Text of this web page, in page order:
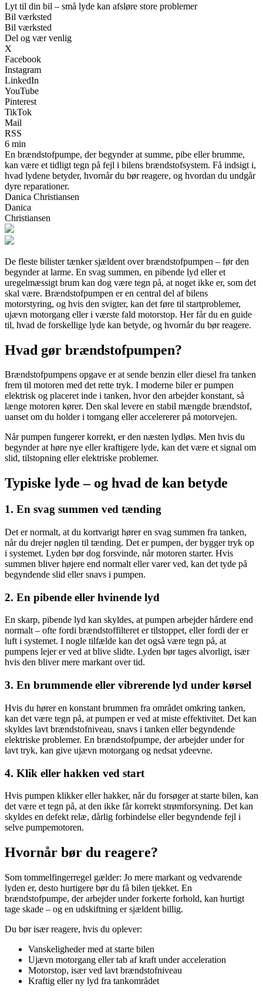
Lyt til din bil – små lyde kan afsløre store problemer
Bil værksted
Bil værksted
Del og vær venlig
X
Facebook
Instagram
LinkedIn
YouTube
Pinterest
TikTok
Mail
RSS
6 min
En brændstofpumpe, der begynder at summe, pibe eller brumme,
kan være et tidligt tegn på fejl i bilens brændstofsystem. Få indsigt i,
hvad lydene betyder, hvornår du bør reagere, og hvordan du undgår
dyre reparationer.
Danica Christiansen
Danica
Christiansen
De fleste bilister tænker sjældent over brændstofpumpen – før den
begynder at larme. En svag summen, en pibende lyd eller et
uregelmæssigt brum kan dog være tegn på, at noget ikke er, som det
skal være. Brændstofpumpen er en central del af bilens
motorstyring, og hvis den svigter, kan det føre til startproblemer,
ujævn motorgang eller i værste fald motorstop. Her får du en guide
til, hvad de forskellige lyde kan betyde, og hvornår du bør reagere.
Hvad gør brændstofpumpen?
Brændstofpumpens opgave er at sende benzin eller diesel fra tanken
frem til motoren med det rette tryk. I moderne biler er pumpen
elektrisk og placeret inde i tanken, hvor den arbejder konstant, så
længe motoren kører. Den skal levere en stabil mængde brændstof,
uanset om du holder i tomgang eller accelererer på motorvejen.
Når pumpen fungerer korrekt, er den næsten lydløs. Men hvis du
begynder at høre nye eller kraftigere lyde, kan det være et signal om
slid, tilstopning eller elektriske problemer.
Typiske lyde – og hvad de kan betyde
1. En svag summen ved tænding
Det er normalt, at du kortvarigt hører en svag summen fra tanken,
når du drejer nøglen til tænding. Det er pumpen, der bygger tryk op
i systemet. Lyden bør dog forsvinde, når motoren starter. Hvis
summen bliver højere end normalt eller varer ved, kan det tyde på
begyndende slid eller snavs i pumpen.
2. En pibende eller hvinende lyd
En skarp, pibende lyd kan skyldes, at pumpen arbejder hårdere end
normalt – ofte fordi brændstoffilteret er tilstoppet, eller fordi der er
luft i systemet. I nogle tilfælde kan det også være tegn på, at
pumpens lejer er ved at blive slidte. Lyden bør tages alvorligt, især
hvis den bliver mere markant over tid.
3. En brummende eller vibrerende lyd under kørsel
Hvis du hører en konstant brummen fra området omkring tanken,
kan det være tegn på, at pumpen er ved at miste effektivitet. Det kan
skyldes lavt brændstofniveau, snavs i tanken eller begyndende
elektriske problemer. En brændstofpumpe, der arbejder under for
lavt tryk, kan give ujævn motorgang og nedsat ydeevne.
4. Klik eller hakken ved start
Hvis pumpen klikker eller hakker, når du forsøger at starte bilen, kan
det være et tegn på, at den ikke får korrekt strømforsyning. Det kan
skyldes en defekt relæ, dårlig forbindelse eller begyndende fejl i
selve pumpemotoren.
Hvornår bør du reagere?
Som tommelfingerregel gælder: Jo mere markant og vedvarende
lyden er, desto hurtigere bør du få bilen tjekket. En
brændstofpumpe, der arbejder under forkerte forhold, kan hurtigt
tage skade – og en udskiftning er sjældent billig.
Du bør især reagere, hvis du oplever:
Vanskeligheder med at starte bilen
Ujævn motorgang eller tab af kraft under acceleration
Motorstop, især ved lavt brændstofniveau
Kraftig eller ny lyd fra tankområdet